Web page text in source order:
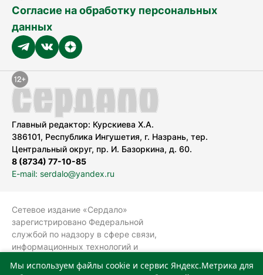
Согласие на обработку персональных
данных
Главный редактор: Курскиева Х.А.
386101, Республика Ингушетия, г. Назрань, тер.
Центральный округ, пр. И. Базоркина, д. 60.
8 (8734) 77-10-85
E-mail: serdalo@yandex.ru
Сетевое издание «Сердало»
зарегистрировано Федеральной
службой по надзору в сфере связи,
информационных технологий и
(Роскомнадзор).
Мы используем файлы cookie и сервис Яндекс.Метрика для